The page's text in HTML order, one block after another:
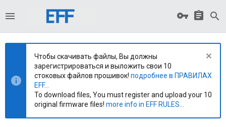
Чтобы скачивать файлы, Вы должны
зарегистрироваться и выложить свои 10
стоковых файлов прошивок! подробнее в ПРАВИЛАХ
EFF...
To download files, You must register and upload your 10
original firmware files! more info in EFF RULES...